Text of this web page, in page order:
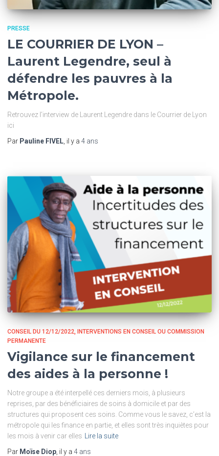
PRESSE
LE COURRIER DE LYON –
Laurent Legendre, seul à
défendre les pauvres à la
Métropole.
Retrouvez l’interview de Laurent Legendre dans le Courrier de Lyon
ici
Par Pauline FIVEL, il y a 4 ans
CONSEIL DU 12/12/2022
INTERVENTIONS EN CONSEIL OU COMMISSION
PERMANENTE
Vigilance sur le financement
des aides à la personne !
Notre groupe a été interpellé ces derniers mois, à plusieurs
reprises, par des bénéficiaires de soins à domicile et par des
structures qui proposent ces soins. Comme vous le savez, c’est la
métropole qui les finance en partie, et elles sont très inquiètes pour
les mois à venir car elles
Lire la suite
Par Moïse Diop , il y a 4 ans